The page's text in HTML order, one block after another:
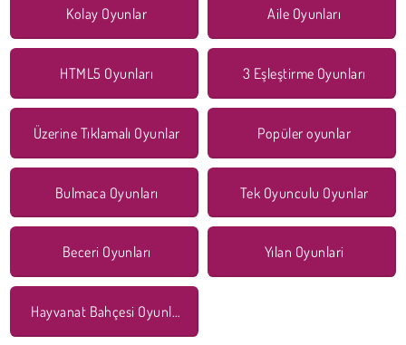
Kolay Oyunlar Aile Oyunları
HTML5 Oyunları 3 Eşleştirme Oyunları
Üzerine Tıklamalı Oyunlar Popüler oyunlar
Bulmaca Oyunları Tek Oyunculu Oyunlar
Beceri Oyunları Yılan Oyunlari
Hayvanat Bahçesi Oyunları